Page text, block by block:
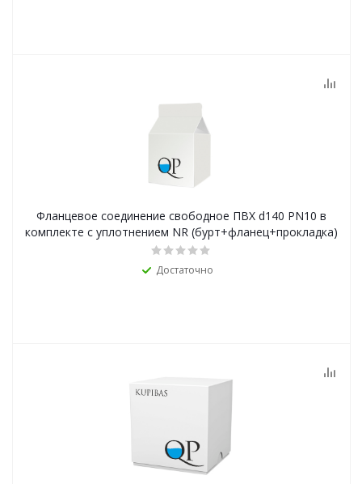
Фланцевое соединение свободное ПВХ d140 PN10 в
комплекте с уплотнением NR (бурт+фланец+прокладка)
Достаточно